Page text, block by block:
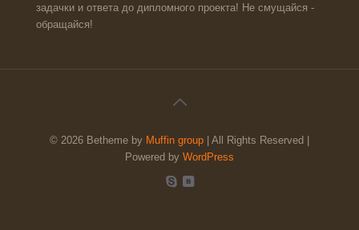
задачки и ответа до дипломного проекта! Не смущайся -
обращайся!
© 2026 Betheme by Muffin group | All Rights Reserved |
Powered by WordPress